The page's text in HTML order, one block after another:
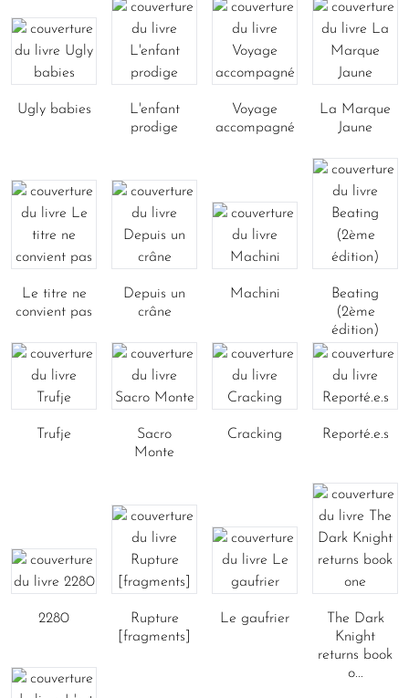
Ugly babies
L'enfant
prodige
Voyage
accompagné
La Marque
Jaune
Le titre ne
convient pas
Depuis un
crâne
Machini
Beating
(2ème
édition)
Trufje
Sacro
Monte
Cracking Reporté.e.s
2280
Rupture
[fragments]
Le gaufrier
The Dark
Knight
returns book
o...